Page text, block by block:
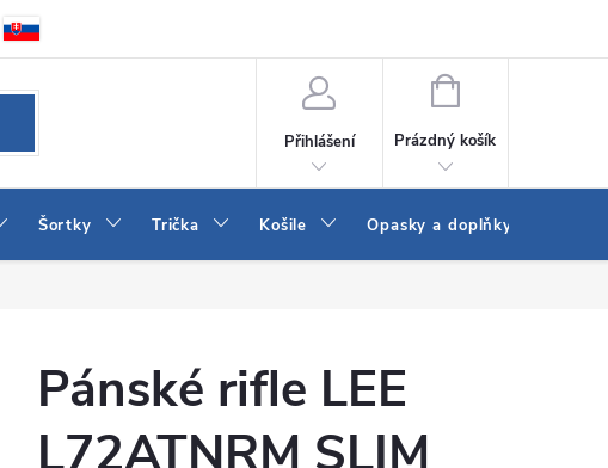
Kontakt
Přihlášení
NÁKUPNÍ
Prázdný košík
Šortky Trička Košile Opasky a doplňky
Pánské rifle LEE
L72ATNRM SLIM